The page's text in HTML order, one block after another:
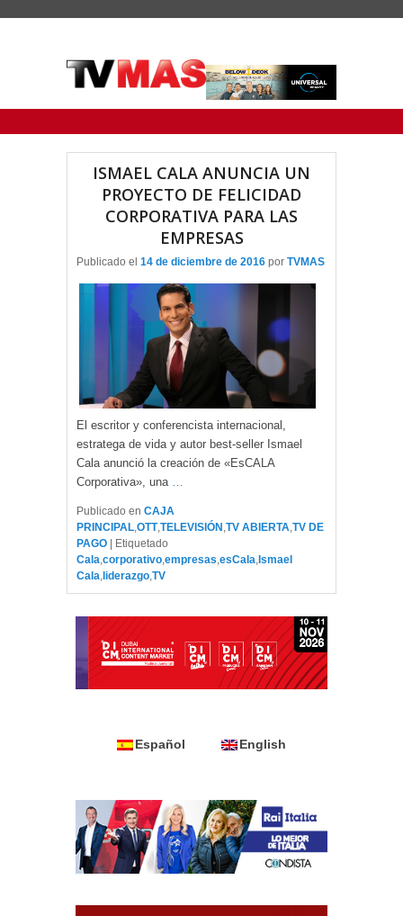
ISMAEL CALA ANUNCIA UN
PROYECTO DE FELICIDAD
CORPORATIVA PARA LAS
EMPRESAS
Publicado el 14 de diciembre de 2016 por TVMAS
El escritor y conferencista internacional,
estratega de vida y autor best-seller Ismael
Cala anunció la creación de «EsCALA
Corporativa», una …
Publicado en CAJA
PRINCIPAL,OTT,TELEVISIÓN ,TV ABIERTA,TV DE
PAGO
Etiquetado
Cala,corporativo,empresas,esCala, Ismael
Cala, liderazgo,TV
Español English